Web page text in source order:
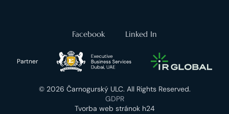
Facebook Linked In
Partner
© 2026 Čarnogurský ULC. All Rights Reserved.
GDPR
Tvorba web stránok h24